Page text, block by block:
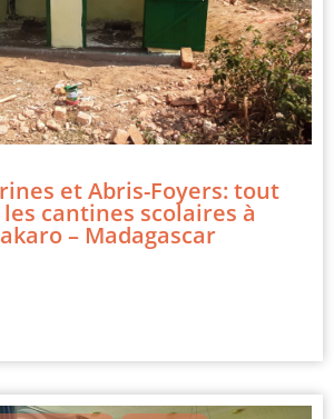
et Abris-Foyers: tout
cantines scolaires à
– Madagascar